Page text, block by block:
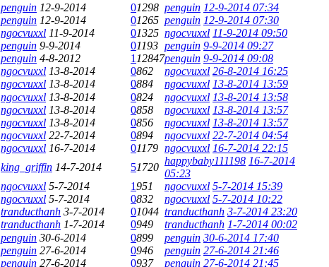
penguin 12-9-2014 01298 penguin 12-9-2014 07:34
penguin 12-9-2014 01265 penguin 12-9-2014 07:30
ngocvuxxl 11-9-2014 01325 ngocvuxxl 11-9-2014 09:50
penguin 9-9-2014 01193 penguin 9-9-2014 09:27
penguin 4-8-2012 1 12847penguin 9-9-2014 09:08
ngocvuxxl 13-8-2014 0862 ngocvuxxl 26-8-2014 16:25
ngocvuxxl 13-8-2014 0884 ngocvuxxl 13-8-2014 13:59
ngocvuxxl 13-8-2014 0824 ngocvuxxl 13-8-2014 13:58
ngocvuxxl 13-8-2014 0858 ngocvuxxl 13-8-2014 13:57
ngocvuxxl 13-8-2014 0856 ngocvuxxl 13-8-2014 13:57
ngocvuxxl 22-7-2014 0894 ngocvuxxl 22-7-2014 04:54
ngocvuxxl 16-7-2014 01179 ngocvuxxl 16-7-2014 22:15
king_griffin 14-7-2014 51720
happybaby111198 16-7-2014
05:23
ngocvuxxl 5-7-2014 1951 ngocvuxxl 5-7-2014 15:39
ngocvuxxl 5-7-2014 0832 ngocvuxxl 5-7-2014 10:22
tranducthanh 3-7-2014 01044 tranducthanh 3-7-2014 23:20
tranducthanh 1-7-2014 0949 tranducthanh 1-7-2014 00:02
penguin 30-6-2014 0899 penguin 30-6-2014 17:40
penguin 27-6-2014 0946 penguin 27-6-2014 21:46
penguin 27-6-2014 0937 penguin 27-6-2014 21:45